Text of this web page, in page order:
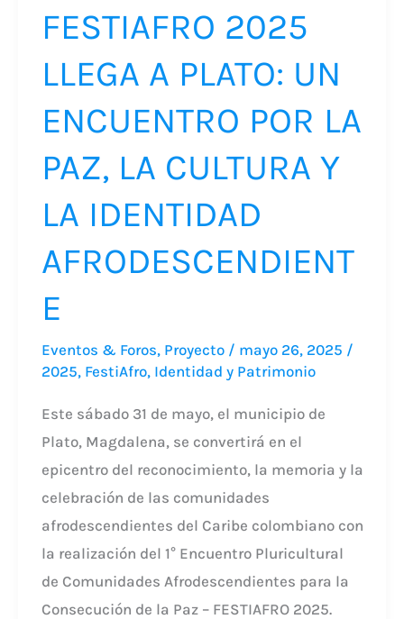
FESTIAFRO 2025
LLEGA A PLATO: UN
ENCUENTRO POR LA
PAZ, LA CULTURA Y
LA IDENTIDAD
AFRODESCENDIENT
E
Eventos & Foros, Proyecto/ mayo 26, 2025 /
2025, FestiAfro, Identidad y Patrimonio
Este sábado 31 de mayo, el municipio de
Plato, Magdalena, se convertirá en el
epicentro del reconocimiento, la memoria y la
celebración de las comunidades
afrodescendientes del Caribe colombiano con
la realización del 1° Encuentro Pluricultural
de Comunidades Afrodescendientes para la
Consecución de la Paz – FESTIAFRO 2025.
PAZ,
LA
Y
IDENTIDAD
AFRODESCENDIENTE